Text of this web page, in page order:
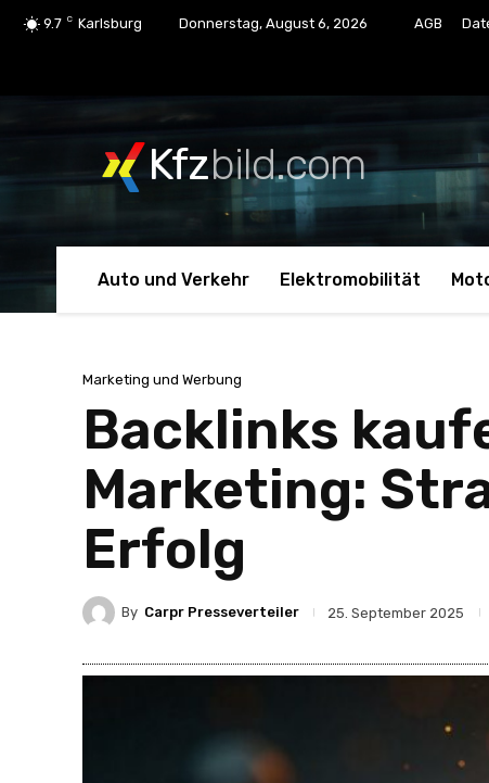
9.7 C Karlsburg Donnerstag, August 6, 2026 AGB
Kfzbild.com
Auto und Verkehr Elektromobilität
Marketing und Werbung
Backlinks
Marketing:
Erfolg
By Carpr Presseverteiler 25. September 2025